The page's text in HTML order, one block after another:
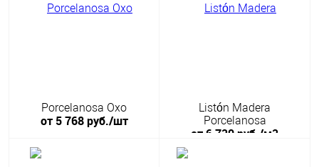
Porcelanosa Oxo
от 5 768 руб./шт
Listón Madera
Porcelanosa
от 6 720 руб./м2